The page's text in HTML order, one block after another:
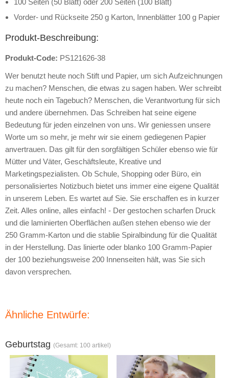
100 Seiten (50 Blatt) oder 200 Seiten (100 Blatt)
Vorder- und Rückseite 250 g Karton, Innenblätter 100 g Papier
Produkt-Beschreibung:
Produkt-Code: PS121626-38
Wer benutzt heute noch Stift und Papier, um sich Aufzeichnungen
zu machen? Menschen, die etwas zu sagen haben. Wer schreibt
heute noch ein Tagebuch? Menschen, die Verantwortung für sich
und andere übernehmen. Das Schreiben hat seine eigene
Bedeutung für jeden einzelnen von uns. Wir geniessen unsere
Worte um so mehr, je mehr wir sie einem gediegenen Papier
anvertrauen. Das gilt für den sorgfältigen Schüler ebenso wie für
Mütter und Väter, Geschäftsleute, Kreative und
Marketingspezialisten. Ob Schule, Shopping oder Büro, ein
personalisiertes Notizbuch bietet uns immer eine eigene Qualität
in unserem Leben. Es wartet auf Sie. Sie erschaffen es in kurzer
Zeit. Alles online, alles einfach! - Der gestochen scharfen Druck
und die laminierten Oberflächen außen stehen ebenso wie der
250 Gramm-Karton und die stablie Spiralbindung für die Qualität
in der Herstellung. Das linierte oder blanko 100 Gramm-Papier
der 100 beziehungsweise 200 Innenseiten hält, was Sie sich
davon versprechen.
Ähnliche Entwürfe:
Geburtstag (Gesamt: 100 artikel)